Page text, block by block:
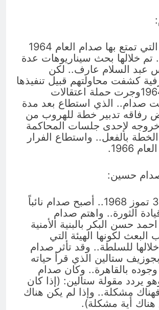
كانت الحرية التي تمتع بها صدام العام 1964
تم خلالها بحث سيناريوهات عدة
عبد السلام عارف.. لكن
كشفت محاولتهم قبيل تنفيذها
في 5 / 9 / 1964وجرت حملة اعتقالات
صدام.. الذي استطاع بعد مدة
رفاقه تدبير خطة للهروب من
خروجه لإحدى جلسات المحاكمة
بالفعل.. واستطاع الفرار
حسين:
بعد انقلاب 30 تموز 1968.. أصبح صدام نائباً
الثورة.. واهتم صدام
حسن البكر بالبنية الأمنية
البعث لكونها الهيئة التي
للسلطة.. وقد تأثر صدام
ستالين الذي قرأ حياته
وجوده بالقاهرة.. وكان صدام
يردد مقولة ستالين: (إذا كان
مشكلة.. وإذا لم يكن هناك
أية مشكلة).